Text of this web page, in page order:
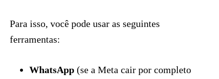
Para isso, você pode usar as seguintes
ferramentas:
WhatsApp (se a Meta cair por completo